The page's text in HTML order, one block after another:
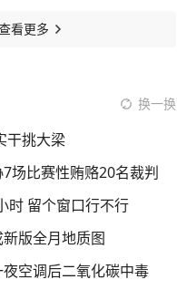
看更多
换一换
干挑大梁
场比赛性贿赂20名裁判
时 留个窗口行不行
版全月地质图
空调后二氧化碳中毒